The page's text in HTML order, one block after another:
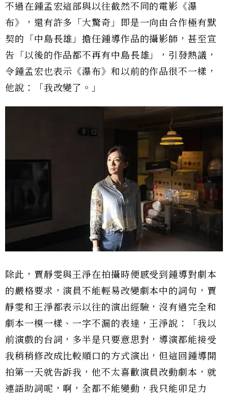
不過在鍾孟宏這部與以往截然不同的電影《瀑
布》，還有許多「大驚奇」即是一向由合作極有默
契的「中島長雄」擔任鍾導作品的攝影師，甚至宣
告「以後的作品都不再有中島長雄」，引發熱議，
令鍾孟宏也表示《瀑布》和以前的作品很不一樣，
他說：「我改變了。」
除此，賈靜雯與王淨在拍攝時便感受到鍾導對劇本
的嚴格要求，演員不能輕易改變劇本中的詞句，賈
靜雯和王淨都表示以往的演出經驗，沒有過完全和
劇本一模一樣、一字不漏的表達，王淨說：「我以
前演戲的台詞，多半是只要意思對，導演都能接受
我稍稍修改成比較順口的方式演出，但這回鍾導開
拍第一天就告訴我，他不太喜歡演員改動劇本，就
連語助詞呢，啊，全都不能變動，我只能卯足力